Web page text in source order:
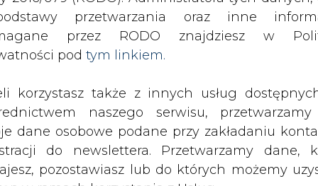
ZMIANY KADROWE NA RYNKU
przetwarzania oraz inne
przez RODO znajdziesz w
pod tym linkiem.
korzystasz także z innych usług
naszego serwisu,
dane osobowe podane przy zakładaniu
do newslettera. Przetwarzamy dane,
pozostawiasz lub do których możemy
chce wymienić wszystkie autobusy miejskie na elektryczne
drukuj skomentuj udostępnij :